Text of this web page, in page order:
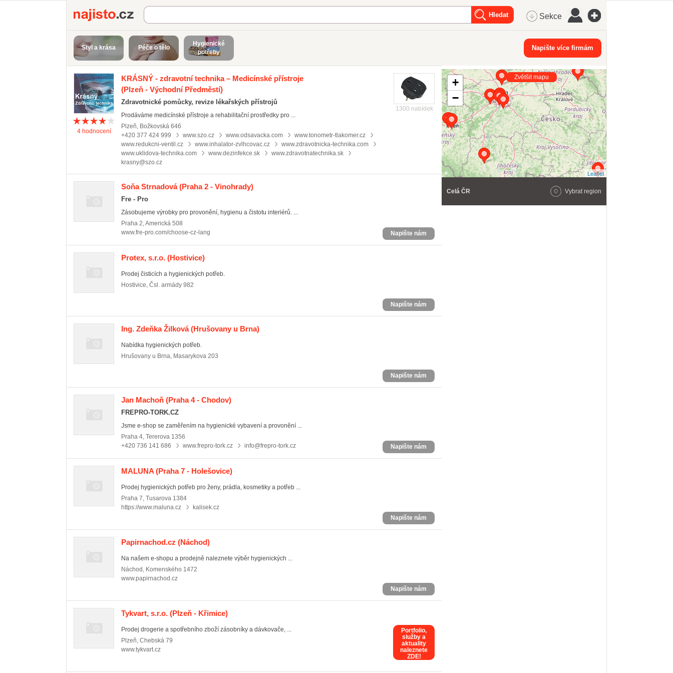
Najisto.cz Sekce
Styl a krása Péče o tělo
Hygienické
potřeby
Napište více firmám
KRÁSNÝ - zdravotní technika – Medicínské přístroje
(Plzeň - Východní Předměstí)
Zdravotnické pomůcky, revize lékařských přístrojů
4hodnocení
Prodáváme medicínské přístroje a rehabilitační prostředky pro ...
Plzeň, Božkovská 646
+420 377 424 999
www.szo.cz www.odsavacka.com
www.tonometr-tlakomer.cz
www.redukcni-ventil.cz
www.inhalator-zvlhcovac.cz
www.zdravotnicka-technika.com
www.uklidova-technika.com
www.dezinfekce.sk
www.zdravotnatechnika.sk
krasny@szo.cz
1300 nabídek
Soňa Strnadová(Praha 2 - Vinohrady)
Fre - Pro
Zásobujeme výrobky pro provonění, hygienu a čistotu interiérů. ...
Praha 2,Americká 508
www.fre-pro.com/choose-cz-lang
Napište nám
Protex, s.r.o. (Hostivice)
Prodej čisticích a hygienických potřeb.
Hostivice, Čsl. armády 982
Napište nám
Ing. Zdeňka Žilková(Hrušovany u Brna)
Nabídka hygienických potřeb.
Hrušovany u Brna, Masarykova 203
Napište nám
Jan Machoň (Praha 4 - Chodov)
FREPRO-TORK.CZ
Jsme e-shop se zaměřením na hygienické vybavení a provonění ...
Praha 4, Tererova 1356
+420 736 141 686
www.frepro-tork.cz info@frepro-tork.cz Napište nám
MALUNA (Praha 7 - Holešovice)
Prodej hygienických potřeb pro ženy, prádla, kosmetiky a potřeb ...
Praha 7, Tusarova 1384
https://www.maluna.cz
kalisek.cz
Napište nám
Papirnachod.cz (Náchod)
Na našem e-shopu a prodejně naleznete výběr hygienických ...
Náchod , Komenského 1472
www.papirnachod.cz
Napište nám
Tykvart, s.r.o. (Plzeň - Křimice)
Prodej drogerie a spotřebního zboží zásobníky a dávkovače, ...
Plzeň, Chebská 79
www.tykvart.cz
Portfolio,
služby a
aktuality
naleznete
ZDE!
+
−
Leaflet
Zvětšit mapu
Celá ČR Vybrat region